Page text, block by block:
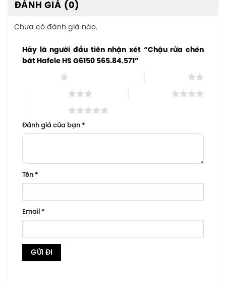
ĐÁNH GIÁ (0)
Chưa có đánh giá nào.
Hãy là người đầu tiên nhận xét “Chậu rửa chén
bát Hafele HS G6150 565.84.571”
Đánh giá của bạn *
Tên *
Email *